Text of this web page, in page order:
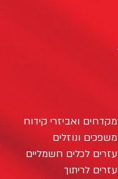
מקדחים ואביזרי קידוח
משפכים ונוזלים
עזרים לכלים חשמליים
עזרים לריתוך